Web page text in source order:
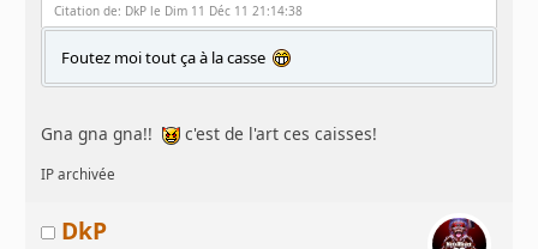
Citation de: DkP le Dim 11 Déc 11 21:14:38
Foutez moi tout ça à la casse
Gna gna gna!! c'est de l'art ces caisses!
IP archivée
DkP